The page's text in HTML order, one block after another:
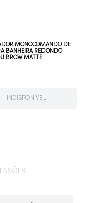
MONOCOMANDO DE
BANHEIRA REDONDO
BROW MATTE
INDISPONÍVEL